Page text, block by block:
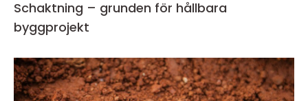
Schaktning – grunden för hållbara
byggprojekt